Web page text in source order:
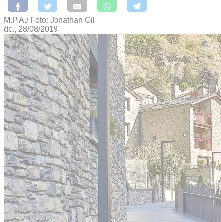
M.P.A./ Foto: Jonathan Gil
dc., 28/08/2019